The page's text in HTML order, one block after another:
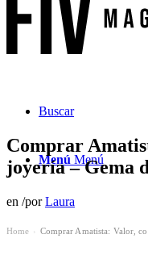
Buscar
Menú Menú
Comprar
joyería – Gema
en /porLaura
Home Comprar Amatista: Valor,